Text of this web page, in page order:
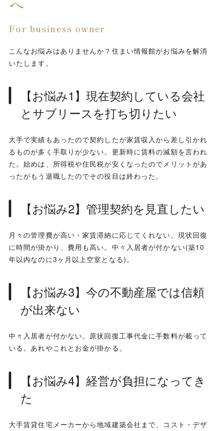
For business owner
こんなお悩みはありませんか？住まい情報館がお悩みを解消
いたします。
【お悩み1】現在契約している会社
とサブリースを打ち切りたい
大手で実績もあったので契約したが家賃収入から差し引かれ
るものが多く手取りが少ない。更新時に賃料の減額を言われ
た。始めは、所得税や住民税が安くなったのでメリットがあ
ったがもう退職したのでその役目は終わった。
【お悩み2】管理契約を見直したい
月々の管理費が高い・家賃滞納に応じてくれない。現状回復
に時間が掛かり、費用も高い。中々入居者が付かない(築10
年以内なのに3ヶ月以上空室となる)。
【お悩み3】今の不動産屋では信頼
が出来ない
中々入居者が付かない。原状回復工事代金に手数料が載って
いる。あれやこれとお金が掛かる。
【お悩み4】経営が負担になってき
た
大手賃貸住宅メーカーから地域建築会社まで、コスト・デザ